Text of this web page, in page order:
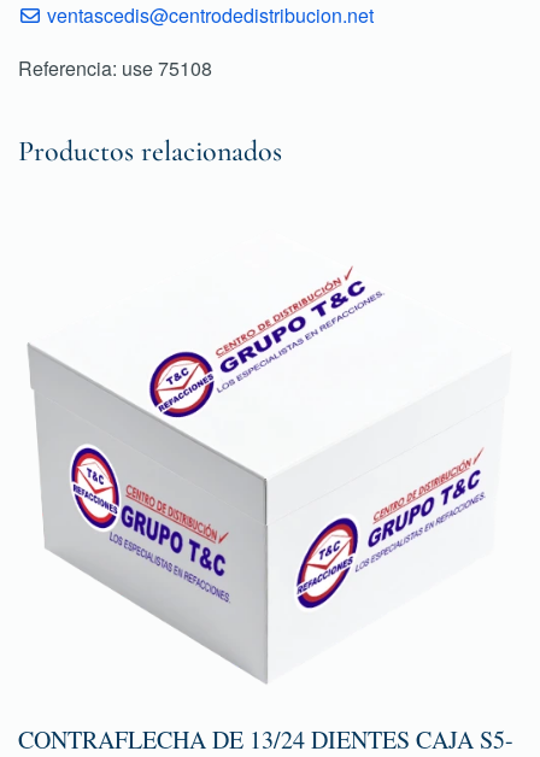
ventascedis@centrodedistribucion.net
Referencia: use 75108
Productos relacionados
CONTRAFLECHA DE 13/24 DIENTES CAJA S5-